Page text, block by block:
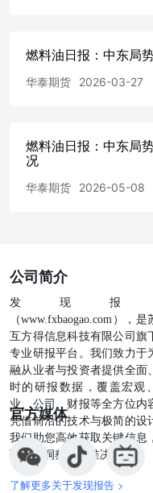
燃料油日报：中东局
华泰期货 2026-03-27
燃料油日报：中东局
况
华泰期货 2026-05-08
公司简介
发现报
（www.fxbaogao.com），是
互方得信息科技有限公司旗
专业研报平台。我们致力于
融从业者与投资者提供全面
时的研报数据，覆盖宏观
业、公司、财报等全方位内
凭借前沿的技术与极简的设
我们助您高效获取关键信息
现深度洞察与精准决策。
了解更多关于发现报告 >
官方媒体